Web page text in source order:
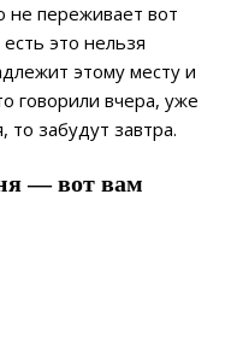
не переживает вот
это нельзя
этому месту и
говорили вчера, уже
то забудут завтра.
— вот вам